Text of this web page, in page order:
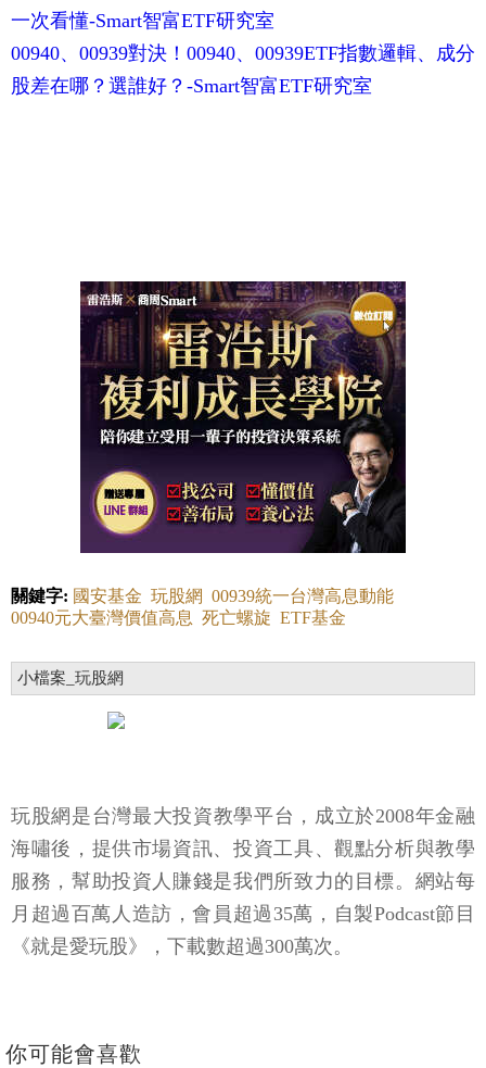
一次看懂-Smart智富ETF研究室
00940、00939對決！00940、00939ETF指數邏輯、成分
股差在哪？選誰好？-Smart智富ETF研究室
關鍵字: 國安基金 玩股網 00939統一台灣高息動能
00940元大臺灣價值高息 死亡螺旋 ETF基金
小檔案_玩股網
玩股網是台灣最大投資教學平台，成立於2008年金融
海嘯後，提供市場資訊、投資工具、觀點分析與教學
服務，幫助投資人賺錢是我們所致力的目標。網站每
月超過百萬人造訪，會員超過35萬，自製Podcast節目
《就是愛玩股》，下載數超過300萬次。
你可能會喜歡